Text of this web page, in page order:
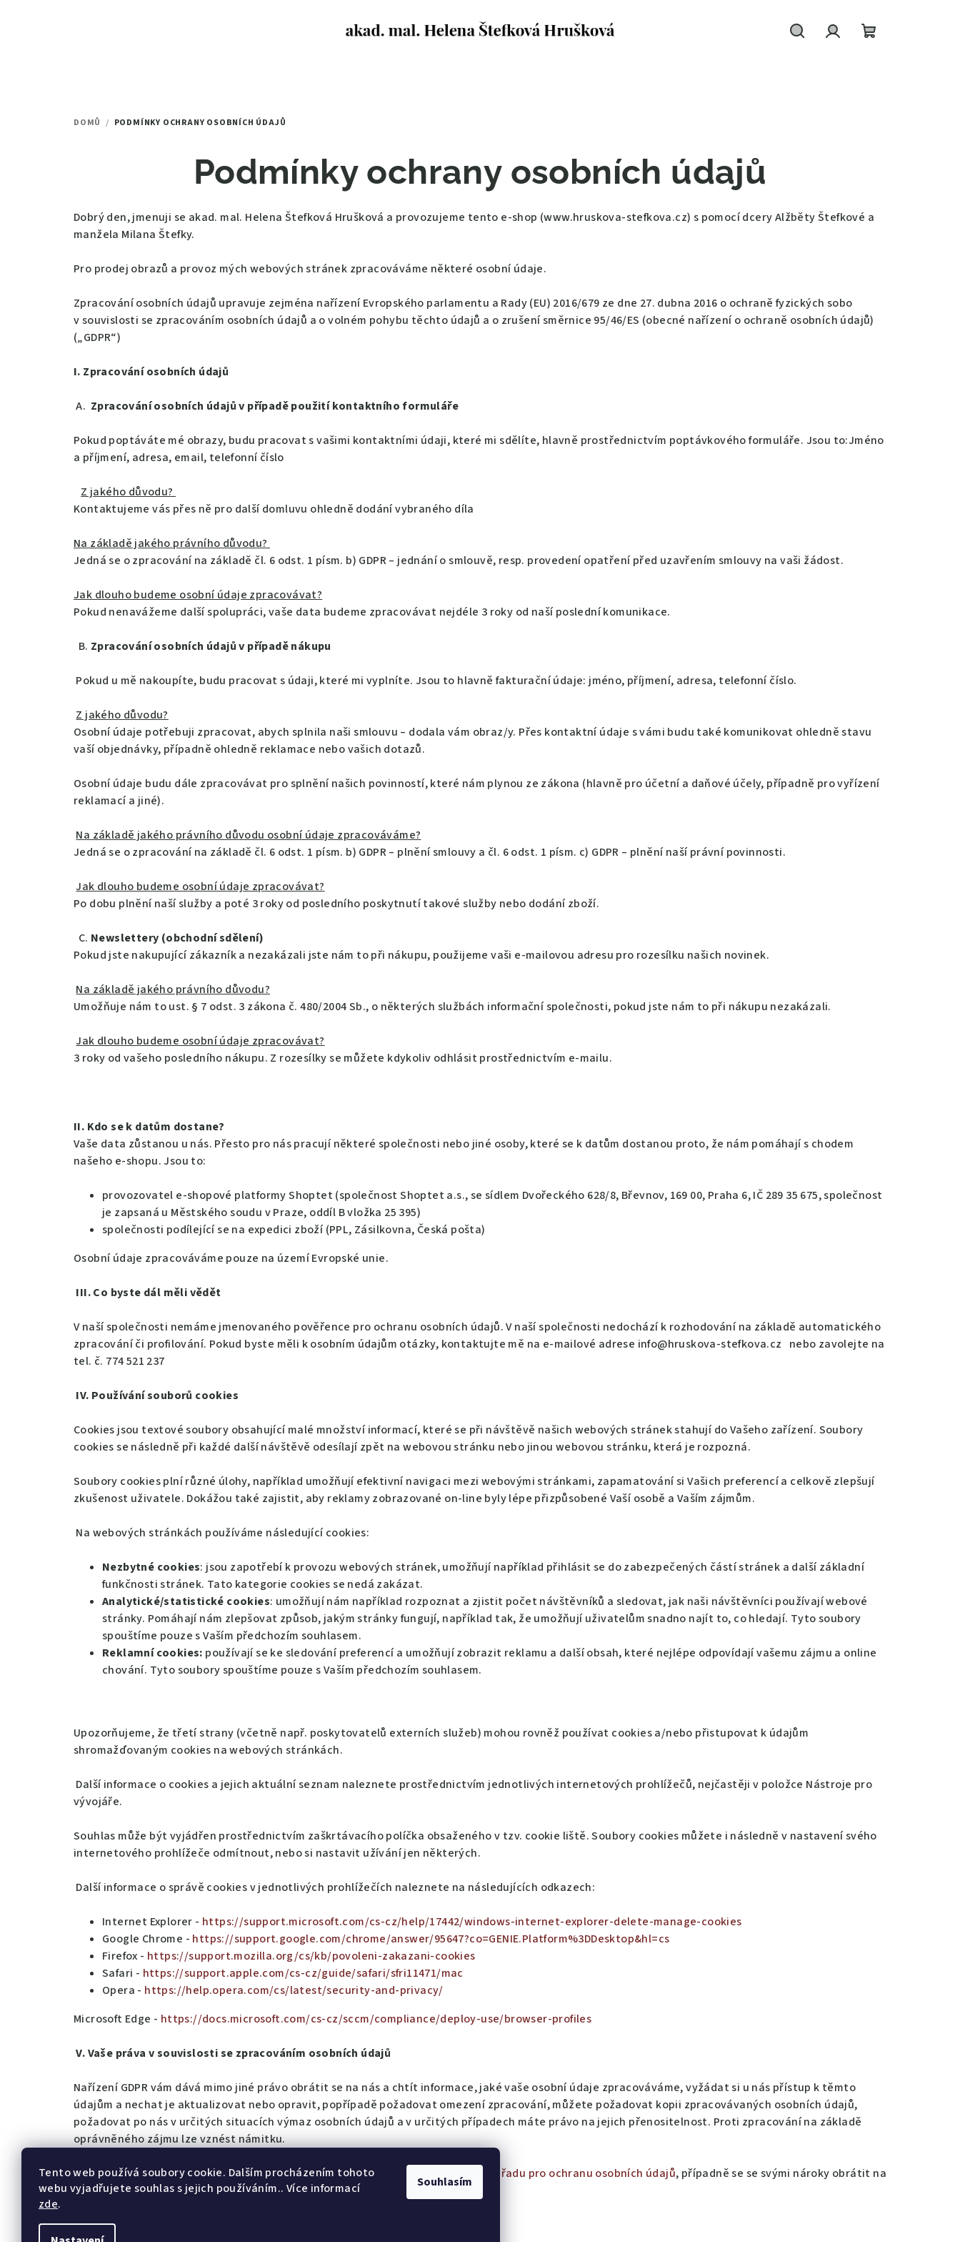
Tento web používá soubory cookie. Dalším procházením tohoto
webu vyjadřujete souhlas s jejich používáním.. Více informací
zde.
Souhlasím
DOMŮ / PODMÍNKY OCHRANY OSOBNÍCH ÚDAJŮ
Podmínky ochrany osobních údajů
Dobrý den, jmenuji se akad. mal. Helena Štefková Hrušková a provozujeme tento e-shop (www.hruskova-stefkova.cz) s pomocí dcery Alžběty Štefkové a
manžela Milana Štefky.
Pro prodej obrazů a provoz mých webových stránek zpracováváme některé osobní údaje.
Zpracování osobních údajů upravuje zejména nařízení Evropského parlamentu a Rady (EU) 2016/679 ze dne 27. dubna 2016 o ochraně fyzických sobo
v souvislosti se zpracováním osobních údajů a o volném pohybu těchto údajů a o zrušení směrnice 95/46/ES (obecné nařízení o ochraně osobních údajů)
(„GDPR“)
I. Zpracování osobních údajů
A. Zpracování osobních údajů v případě použití kontaktního formuláře
Pokud poptáváte mé obrazy, budu pracovat s vašimi kontaktními údaji, které mi sdělíte, hlavně prostřednictvím poptávkového formuláře. Jsou to:Jméno
a příjmení, adresa, email, telefonní číslo
Z jakého důvodu?
Kontaktujeme vás přes ně pro další domluvu ohledně dodání vybraného díla
Na základě jakého právního důvodu?
Jedná se o zpracování na základě čl. 6 odst. 1 písm. b) GDPR – jednání o smlouvě, resp. provedení opatření před uzavřením smlouvy na vaši žádost.
Jak dlouho budeme osobní údaje zpracovávat?
Pokud nenavážeme další spolupráci, vaše data budeme zpracovávat nejdéle 3 roky od naší poslední komunikace.
B. Zpracování osobních údajů v případě nákupu
Pokud u mě nakoupíte, budu pracovat s údaji, které mi vyplníte. Jsou to hlavně fakturační údaje: jméno, příjmení, adresa, telefonní číslo.
Z jakého důvodu?
Osobní údaje potřebuji zpracovat, abych splnila naši smlouvu – dodala vám obraz/y. Přes kontaktní údaje s vámi budu také komunikovat ohledně stavu
vaší objednávky, případně ohledně reklamace nebo vašich dotazů.
Osobní údaje budu dále zpracovávat pro splnění našich povinností, které nám plynou ze zákona (hlavně pro účetní a daňové účely, případně pro vyřízení
reklamací a jiné).
Na základě jakého právního důvodu osobní údaje zpracováváme?
Jedná se o zpracování na základě čl. 6 odst. 1 písm. b) GDPR – plnění smlouvy a čl. 6 odst. 1 písm. c) GDPR – plnění naší právní povinnosti.
Jak dlouho budeme osobní údaje zpracovávat?
Po dobu plnění naší služby a poté 3 roky od posledního poskytnutí takové služby nebo dodání zboží.
C. Newslettery (obchodní sdělení)
Pokud jste nakupující zákazník a nezakázali jste nám to při nákupu, použijeme vaši e-mailovou adresu pro rozesílku našich novinek.
Na základě jakého právního důvodu?
Umožňuje nám to ust. § 7 odst. 3 zákona č. 480/2004 Sb., o některých službách informační společnosti, pokud jste nám to při nákupu nezakázali.
Jak dlouho budeme osobní údaje zpracovávat?
3 roky od vašeho posledního nákupu. Z rozesílky se můžete kdykoliv odhlásit prostřednictvím e-mailu.
II. Kdo se k datům dostane?
Vaše data zůstanou u nás. Přesto pro nás pracují některé společnosti nebo jiné osoby, které se k datům dostanou proto, že nám pomáhají s chodem
našeho e-shopu. Jsou to:
provozovatel e-shopové platformy Shoptet (společnost Shoptet a.s., se sídlem Dvořeckého 628/8, Břevnov, 169 00, Praha 6, IČ 289 35 675, společnost
je zapsaná u Městského soudu v Praze, oddíl B vložka 25 395)
společnosti podílející se na expedici zboží (PPL, Zásilkovna, Česká pošta)
Osobní údaje zpracováváme pouze na území Evropské unie.
III. Co byste dál měli vědět
V naší společnosti nemáme jmenovaného pověřence pro ochranu osobních údajů. V naší společnosti nedochází k rozhodování na základě automatického
zpracování či profilování. Pokud byste měli k osobním údajům otázky, kontaktujte mě na e-mailové adrese info@hruskova-stefkova.cz nebo zavolejte na
tel. č. 774 521 237
IV. Používání souborů cookies
Cookies jsou textové soubory obsahující malé množství informací, které se při návštěvě našich webových stránek stahují do Vašeho zařízení. Soubory
cookies se následně při každé další návštěvě odesílají zpět na webovou stránku nebo jinou webovou stránku, která je rozpozná.
Soubory cookies plní různé úlohy, například umožňují efektivní navigaci mezi webovými stránkami, zapamatování si Vašich preferencí a celkově zlepšují
zkušenost uživatele. Dokážou také zajistit, aby reklamy zobrazované on-line byly lépe přizpůsobené Vaší osobě a Vaším zájmům.
Na webových stránkách používáme následující cookies:
Nezbytné cookies: jsou zapotřebí k provozu webových stránek, umožňují například přihlásit se do zabezpečených částí stránek a další základní
funkčnosti stránek. Tato kategorie cookies se nedá zakázat.
Analytické/statistické cookies: umožňují nám například rozpoznat a zjistit počet návštěvníků a sledovat, jak naši návštěvníci používají webové
stránky. Pomáhají nám zlepšovat způsob, jakým stránky fungují, například tak, že umožňují uživatelům snadno najít to, co hledají. Tyto soubory
spouštíme pouze s Vaším předchozím souhlasem.
Reklamní cookies: používají se ke sledování preferencí a umožňují zobrazit reklamu a další obsah, které nejlépe odpovídají vašemu zájmu a online
chování. Tyto soubory spouštíme pouze s Vaším předchozím souhlasem.
Upozorňujeme, že třetí strany (včetně např. poskytovatelů externích služeb) mohou rovněž používat cookies a/nebo přistupovat k údajům
shromažďovaným cookies na webových stránkách.
Další informace o cookies a jejich aktuální seznam naleznete prostřednictvím jednotlivých internetových prohlížečů, nejčastěji v položce Nástroje pro
vývojáře.
Souhlas může být vyjádřen prostřednictvím zaškrtávacího políčka obsaženého v tzv. cookie liště. Soubory cookies můžete i následně v nastavení svého
internetového prohlížeče odmítnout, nebo si nastavit užívání jen některých.
Další informace o správě cookies v jednotlivých prohlížečích naleznete na následujících odkazech:
Internet Explorer - https://support.microsoft.com/cs-cz/help/17442/windows-internet-explorer-delete-manage-cookies
Google Chrome - https://support.google.com/chrome/answer/95647?co=GENIE.Platform%3DDesktop&hl=cs
Firefox - https://support.mozilla.org/cs/kb/povoleni-zakazani-cookies
Safari - https://support.apple.com/cs-cz/guide/safari/sfri11471/mac
Opera - https://help.opera.com/cs/latest/security-and-privacy/
Microsoft Edge - https://docs.microsoft.com/cs-cz/sccm/compliance/deploy-use/browser-profiles
V. Vaše práva v souvislosti se zpracováním osobních údajů
Nařízení GDPR vám dává mimo jiné právo obrátit se na nás a chtít informace, jaké vaše osobní údaje zpracováváme, vyžádat si u nás přístup k těmto
údajům a nechat je aktualizovat nebo opravit, popřípadě požadovat omezení zpracování, můžete požadovat kopii zpracovávaných osobních údajů,
požadovat po nás v určitých situacích výmaz osobních údajů a v určitých případech máte právo na jejich přenositelnost. Proti zpracování na základě
oprávněného zájmu lze vznést námitku.
Pokud si myslíte, že s daty nenakládáme správně, máte právo podat stížnost u Úřadu pro ochranu osobních údajů, případně se se svými nároky obrátit na
soud.
Tyto podmínky jsou účinné od 1.1.2024